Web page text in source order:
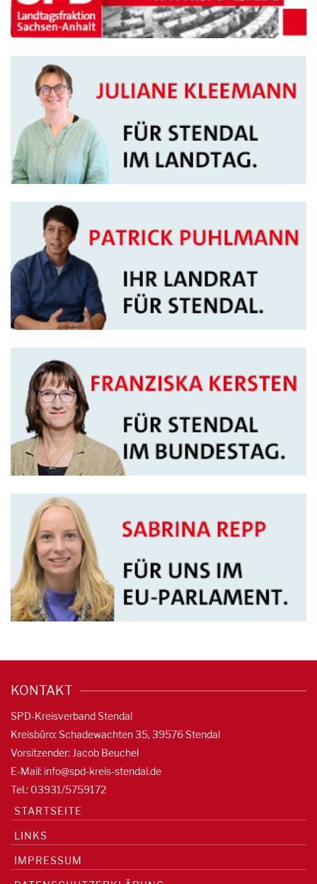
KONTAKT
SPD-Kreisverband Stendal
Kreisbüro: Schadewachten 35, 39576 Stendal
Vorsitzender: Jacob Beuchel
E-Mail: info@spd-kreis-stendal.de
Tel.: 03931/5759172
STARTSEITE
LINKS
IMPRESSUM